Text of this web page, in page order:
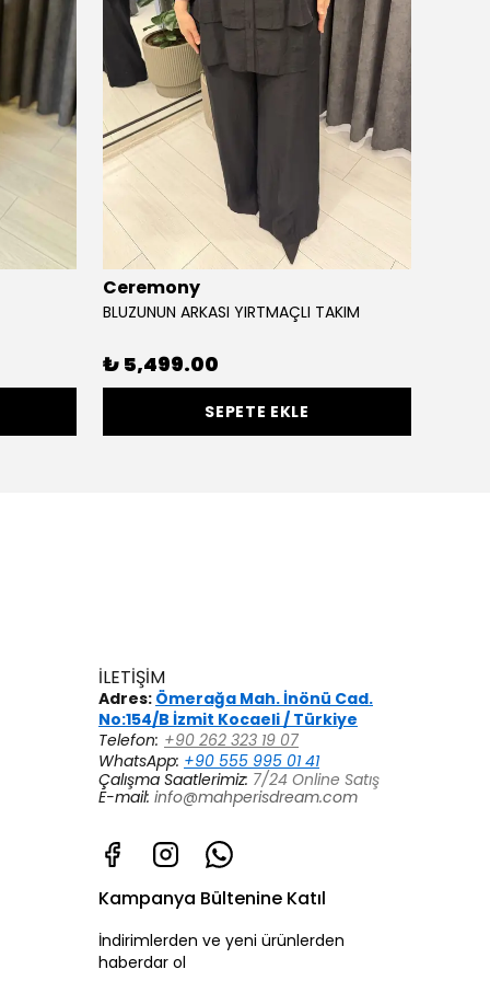
Ceremony
BLUZUNUN ARKASI YIRTMAÇLI TAKIM
₺ 5,499.00
SEPETE EKLE
İLETİŞİM
Adres: Ömerağa Mah. İnönü Cad.
No:154/B İzmit Kocaeli / Türkiye
Telefon: +90 262 323 19 07
WhatsApp: +90 555 995 01 41
Çalışma Saatlerimiz: 7/24 Online Satış
E-mail: info@mahperisdream.com
Kampanya Bültenine Katıl
İndirimlerden ve yeni ürünlerden
haberdar ol